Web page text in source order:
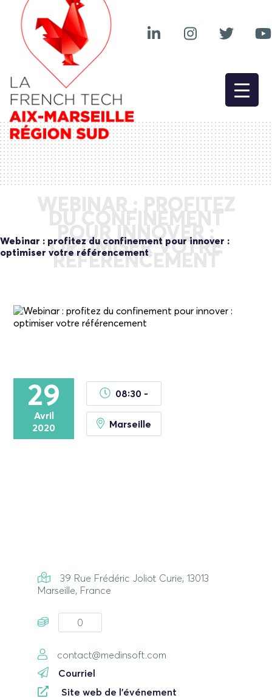
WEBINAR : PROFITEZ
DU CONFINEMENT
POUR INNOVER :
OPTIMISER VOTRE
RÉFÉRENCEMENT
Webinar : profitez du confinement pour innover :
optimiser votre référencement
29
Avril
2020
08:30 -
Marseille
39 Rue Frédéric Joliot Curie, 13013
Marseille, France
0
contact@medinsoft.com
Courriel
Site web de l'événement